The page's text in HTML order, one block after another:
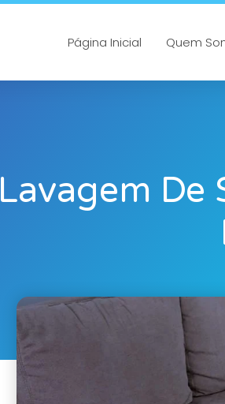
Página Inicial Quem
Lavagem De